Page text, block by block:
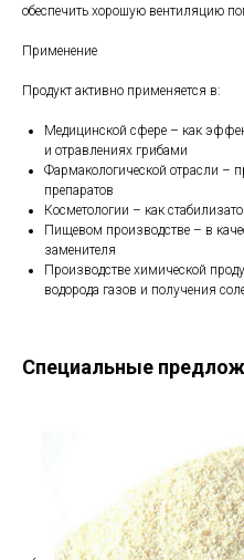
обеспечить хорошую вентиляцию
Применение
Продукт активно применяется в:
Медицинской сфере – как
и отравлениях грибами
Фармакологической отрасли –
препаратов
Косметологии – как
Пищевом производстве – в
заменителя
Производстве химической
водорода газов и получения
Специальные